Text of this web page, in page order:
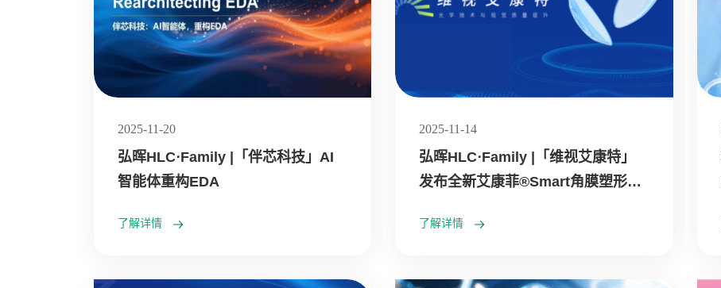
2025-11-20
弘晖HLC⋅Family |「伴芯科技」AI
智能体重构EDA
了解详情
2025-11-14
弘晖HLC⋅Family |「维视艾康特」
发布全新艾康菲®Smart角膜塑形镜
了解详情